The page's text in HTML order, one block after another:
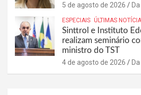
5 de agosto de 2026
ESPECIAIS ÚLTIMAS
Sinttrol e Instituto
realizam seminário
ministro do TST
4 de agosto de 2026